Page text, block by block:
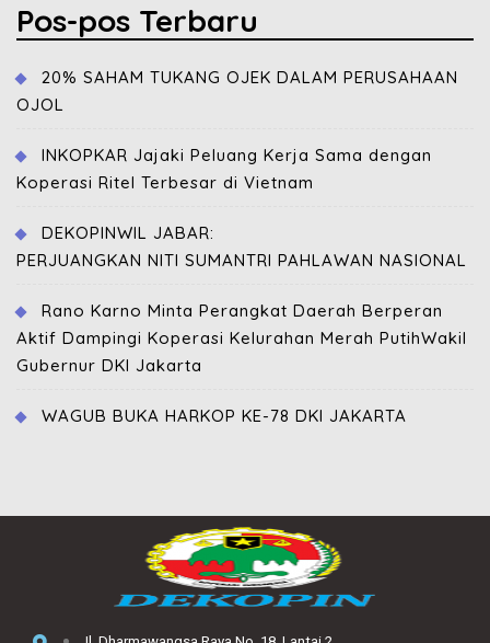
Pos-pos Terbaru
20% SAHAM TUKANG OJEK DALAM PERUSAHAAN
OJOL
INKOPKAR Jajaki Peluang Kerja Sama dengan
Koperasi Ritel Terbesar di Vietnam
DEKOPINWIL JABAR:
PERJUANGKAN NITI SUMANTRI PAHLAWAN NASIONAL
Rano Karno Minta Perangkat Daerah Berperan
Aktif Dampingi Koperasi Kelurahan Merah PutihWakil
Gubernur DKI Jakarta
WAGUB BUKA HARKOP KE-78 DKI JAKARTA